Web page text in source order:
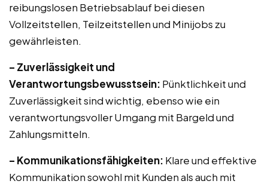
reibungslosen Betriebsablauf bei diesen
Vollzeitstellen, Teilzeitstellen und Minijobs zu
gewährleisten.
– Zuverlässigkeit und
Verantwortungsbewusstsein: Pünktlichkeit und
Zuverlässigkeit sind wichtig, ebenso wie ein
verantwortungsvoller Umgang mit Bargeld und
Zahlungsmitteln.
– Kommunikationsfähigkeiten: Klare und effektive
Kommunikation sowohl mit Kunden als auch mit